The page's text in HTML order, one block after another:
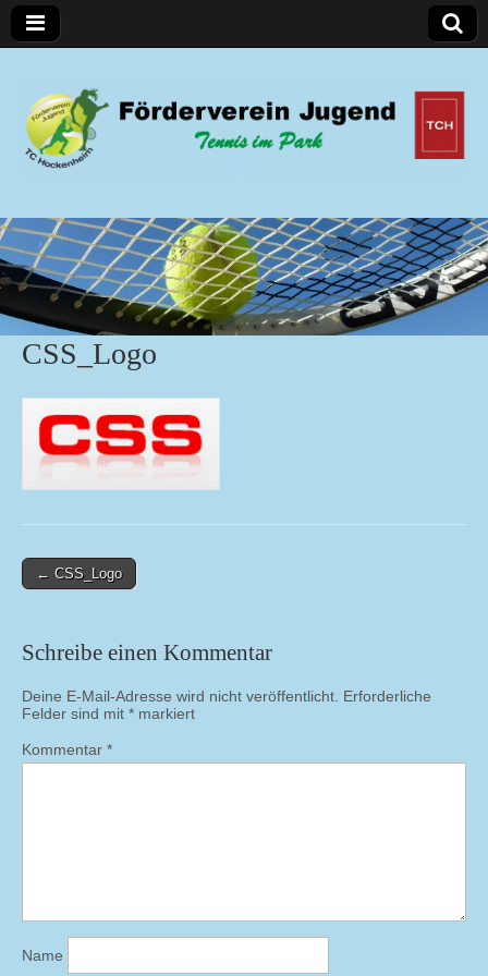
Förderverein Jugend
CSS_Logo
Post← CSS_Logo
Schreibe einen Kommentar
Deine E-Mail-Adresse wird nicht veröffentlicht. Erforderliche
Felder sind mit * markiert
Kommentar *
Name